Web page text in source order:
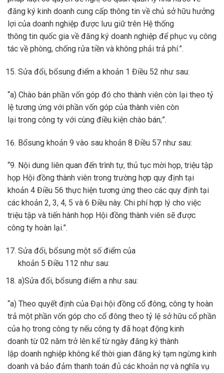
đăng ký kinh doanh cung cấp thông tin về chủ sở hữu hưởng
lợi của doanh nghiệp được lưu giữ trên Hệ thống
thông tin quốc gia về đăng ký doanh nghiệp để phục vụ công
tác về phòng, chống rửa tiền và không phải trả phí.”.
Sửa đổi, bổsung điểm a khoản 1 Điều 52 như sau:
“a) Chào bán phần vốn góp đó cho thành viên còn lại theo tỷ
lệ tương ứng với phần vốn góp của thành viên còn
lại trong công ty với cùng điều kiện chào bán;”.
Bổsung khoản 9 vào sau khoản 8 Điều 57 như sau:
“9. Nội dung liên quan đến trình tự, thủ tục mời họp, triệu tập
họp Hội đồng thành viên trong trường hợp quy định tại
khoản 4 Điều 56 thực hiện tương ứng theo các quy định tại
các khoản 2, 3, 4, 5 và 6 Điều này. Chi phí hợp lý cho việc
triệu tập và tiến hành họp Hội đồng thành viên sẽ được
công ty hoàn lại.”.
Sửa đổi, bổsung một số điểm của
khoản 5 Điều 112 như sau:
a)Sửa đổi, bổsung điểm a như sau:
“a) Theo quyết định của Đại hội đồng cổ đông, công ty hoàn
trả một phần vốn góp cho cổ đông theo tỷ lệ sở hữu cổ phần
của họ trong công ty nếu công ty đã hoạt động kinh
doanh từ 02 năm trở lên kể từ ngày đăng ký thành
lập doanh nghiệp không kể thời gian đăng ký tạm ngừng kinh
doanh và bảo đảm thanh toán đủ các khoản nợ và nghĩa vụ